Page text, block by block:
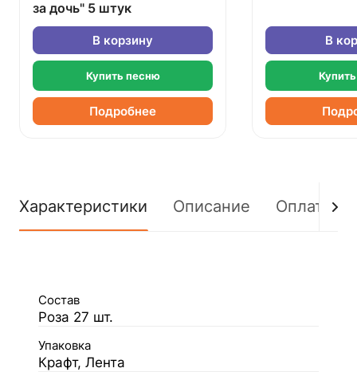
за дочь" 5 штук
В корзину
Купить песню
Подробнее
В
Характеристики Описание Оплата
Состав
Роза 27 шт.
Упаковка
Крафт, Лента